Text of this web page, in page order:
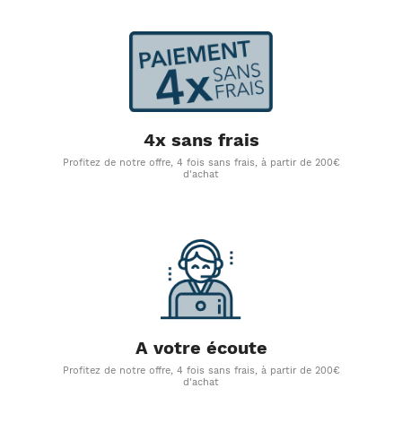
4x sans frais
Profitez de notre offre, 4 fois sans frais, à partir de 200€
d'achat
A votre écoute
Profitez de notre offre, 4 fois sans frais, à partir de 200€
d'achat